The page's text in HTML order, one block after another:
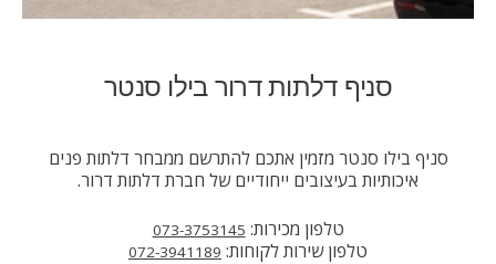
סניף דלתות דרור בילו סנטר
סניף בילו סנטר מזמין אתכם להתרשם ממבחר דלתות פנים
איכותיות בעיצובים ייחודיים של חברת דלתות דרור.
טלפון מכירות: 073-3753145
טלפון שירות לקוחות: 072-3941189